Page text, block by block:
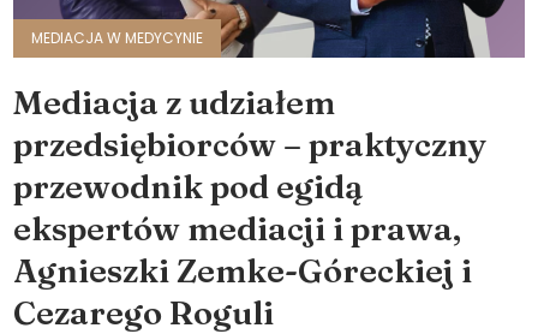
MEDIACJA W MEDYCYNIE
Mediacja z udziałem
przedsiębiorców – praktyczny
przewodnik pod egidą
ekspertów mediacji i prawa,
Agnieszki Zemke-Góreckiej i
Cezarego Roguli